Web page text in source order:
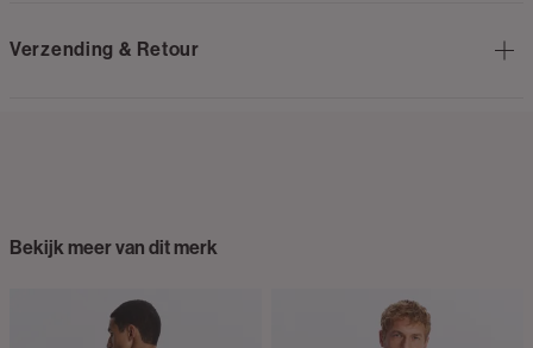
Verzending & Retour
Bekijk meer van dit merk